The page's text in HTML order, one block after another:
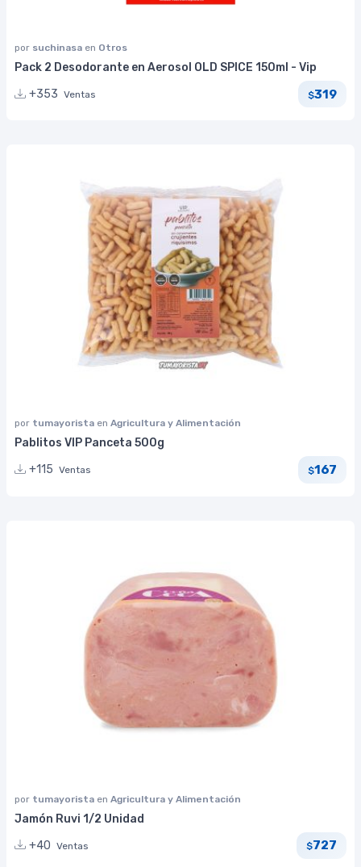
por suchinasa en Otros
Pack 2 Desodorante en Aerosol OLD SPICE 150ml - Vip
+353 Ventas $319
por tumayorista en Agricultura y Alimentación
Pablitos VIP Panceta 500g
+115 Ventas $167
por tumayorista en Agricultura y Alimentación
Jamón Ruvi 1/2 Unidad
+40 Ventas $727